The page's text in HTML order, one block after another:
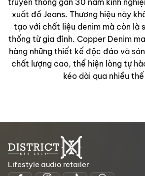
truyền thống gần 30 năm kinh
xuất đồ Jeans. Thương hiệu này
tạo với chất liệu denim mà còn là
thống từ gia đình. Copper Denim
hàng những thiết kế độc đáo và
chất lượng cao, thể hiện lòng tự
kéo dài qua nhiều
Lifestyle audio retailer